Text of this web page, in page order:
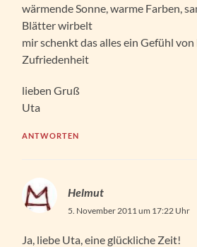
wärmende Sonne, warme Farben,
Blätter wirbelt
mir schenkt das alles ein Gefühl von
Zufriedenheit
lieben Gruß
Uta
ANTWORTEN
Helmut
5. November 2011 um 17:22 Uhr
Ja, liebe Uta, eine glückliche Zeit!